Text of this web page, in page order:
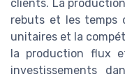
clients. La
rebuts et les temps
unitaires et la
la production flux
investissements